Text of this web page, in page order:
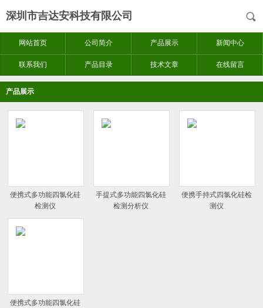
深圳市吉达安科技有限公司
网站首页 公司简介 产品展示 新闻中心
联系我们 产品目录 技术文章 在线留言
产品展示
便携式多功能四氯化硅
检测仪
手提式多功能四氯化硅
检测分析仪
便携手持式四氯化硅检
测仪
便携式多功能四氯化硅